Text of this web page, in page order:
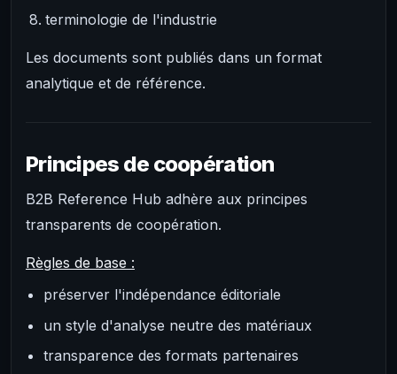
terminologie de l'industrie
Les documents sont publiés dans un format
analytique et de référence.
Principes de coopération
B2B Reference Hub adhère aux principes
transparents de coopération.
Règles de base :
préserver l'indépendance éditoriale
un style d'analyse neutre des matériaux
transparence des formats partenaires